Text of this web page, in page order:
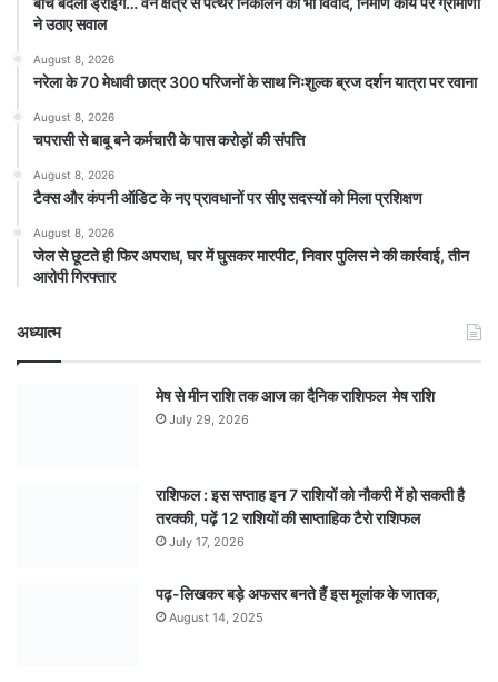
ने उठाए सवाल
August 8, 2026
नरेला के 70 मेधावी छात्र 300 परिजनों के साथ निःशुल्क ब्रज दर्शन यात्रा पर रवाना
August 8, 2026
चपरासी से बाबू बने कर्मचारी के पास करोड़ों की संपत्ति
August 8, 2026
टैक्स और कंपनी ऑडिट के नए प्रावधानों पर सीए सदस्यों को मिला प्रशिक्षण
August 8, 2026
जेल से छूटते ही फिर अपराध, घर में घुसकर मारपीट, निवार पुलिस ने की कार्रवाई, तीन
आरोपी गिरफ्तार
अध्यात्म
मेष से मीन राशि तक आज का दैनिक राशिफल मेष राशि
July 29, 2026
राशिफल : इस सप्ताह इन 7 राशियों को नौकरी में हो सकती है
तरक्की, पढ़ें 12 राशियों की साप्ताहिक टैरो राशिफल
July 17, 2026
पढ़-लिखकर बड़े अफसर बनते हैं इस मूलांक के जातक,
August 14, 2025